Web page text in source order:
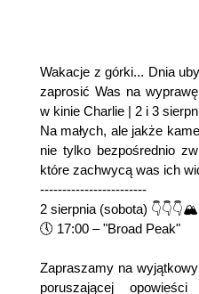
Wakacje z górki... Dnia
zaprosić Was na
w kinie Charlie | 2 i 3
Na małych, ale jakże
nie tylko bezpośrednio
które zachwycą was ich
------------------------
2 sierpnia (sobota) 👇👇👇🏔
🕔 17:00 – "Broad Peak"
Zapraszamy na
poruszającej